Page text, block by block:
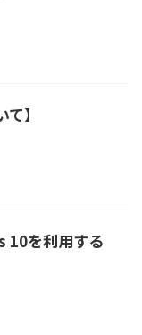
】
10を利用する